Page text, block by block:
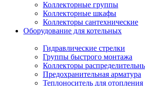
Коллекторные группы
Коллекторные шкафы
Коллекторы сантехнические
Оборудование для котельных
Гидравлические стрелки
Группы быстрого монтажа
Коллекторы
Предохранительная арматура
Теплоноситель для отопления